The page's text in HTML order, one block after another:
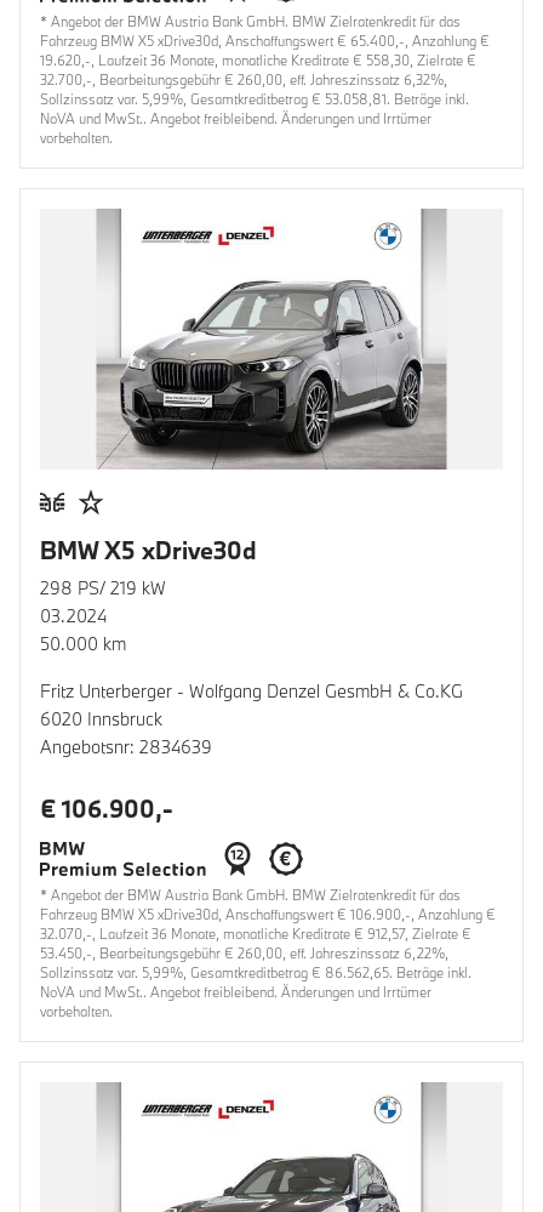
* Angebot der BMW Austria Bank GmbH. BMW Zielratenkredit für das
Fahrzeug BMW X5 xDrive30d, Anschaffungswert € 65.400,-, Anzahlung €
19.620,-, Laufzeit 36 Monate, monatliche Kreditrate € 558,30, Zielrate €
32.700,-, Bearbeitungsgebühr € 260,00, eff. Jahreszinssatz 6,32%,
Sollzinssatz var. 5,99%, Gesamtkreditbetrag € 53.058,81. Beträge inkl.
NoVA und MwSt.. Angebot freibleibend. Änderungen und Irrtümer
vorbehalten.
BMW X5 xDrive30d
298 PS/ 219 kW
03.2024
50.000 km
Fritz Unterberger - Wolfgang Denzel GesmbH & Co.KG
6020 Innsbruck
Angebotsnr: 2834639
€ 106.900,-
* Angebot der BMW Austria Bank GmbH. BMW Zielratenkredit für das
Fahrzeug BMW X5 xDrive30d, Anschaffungswert € 106.900,-, Anzahlung €
32.070,-, Laufzeit 36 Monate, monatliche Kreditrate € 912,57, Zielrate €
53.450,-, Bearbeitungsgebühr € 260,00, eff. Jahreszinssatz 6,22%,
Sollzinssatz var. 5,99%, Gesamtkreditbetrag € 86.562,65. Beträge inkl.
NoVA und MwSt.. Angebot freibleibend. Änderungen und Irrtümer
vorbehalten.